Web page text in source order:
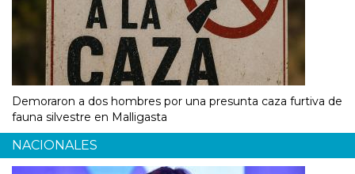
Demoraron a dos hombres por una presunta caza furtiva de
fauna silvestre en Malligasta
NACIONALES